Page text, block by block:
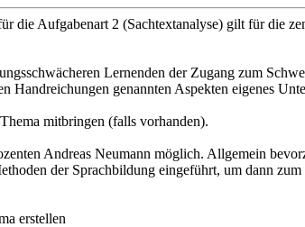
Aufgabenart 2 (Sachtextanalyse) gilt für die
Lernenden der Zugang zum
genannten Aspekten eigenes
mitbringen (falls vorhanden).
Andreas Neumann möglich. Allgemein
der Sprachbildung eingeführt, um dann
erstellen